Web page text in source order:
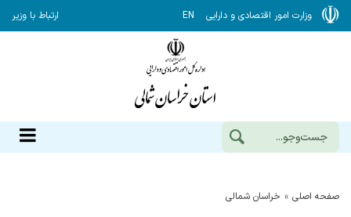
وزارت امور اقتصادی و دارایی EN ارتباط با وزیر
صفحه اصلی خراسان شمالي